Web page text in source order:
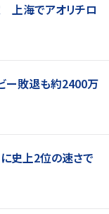
上海でアオリチロ
ー敗退も約2400万
に史上2位の速さで